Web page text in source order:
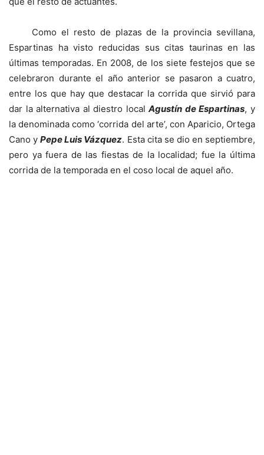
Como el resto de plazas de la provincia sevillana,
Espartinas ha visto reducidas sus citas taurinas en las
últimas temporadas. En 2008, de los siete festejos que se
celebraron durante el año anterior se pasaron a cuatro,
entre los que hay que destacar la corrida que sirvió para
dar la alternativa al diestro localAgustín de Espartinas, y
la denominada como ‘corrida del arte’, con Aparicio, Ortega
Cano yPepe Luis Vázquez. Esta cita se dio en septiembre,
pero ya fuera de las fiestas de la localidad; fue la última
corrida de la temporada en el coso local de aquel año.